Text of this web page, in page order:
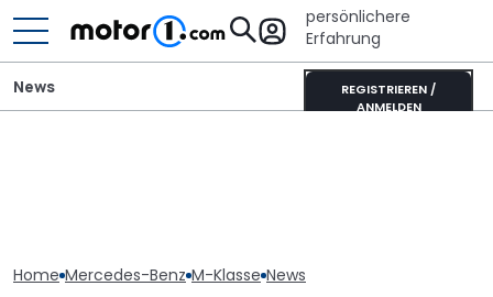
persönlichere
Erfahrung
REGISTRIEREN /
ANMELDEN
News
Home Mercedes-Benz M-Klasse News